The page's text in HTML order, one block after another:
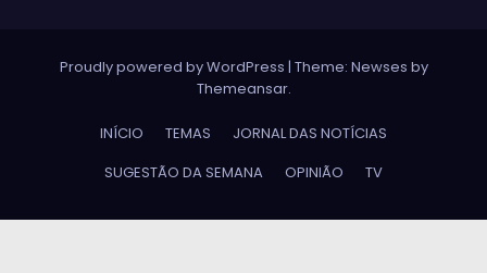
Proudly powered by WordPress | Theme: Newses by
Themeansar.
INÍCIO TEMAS
JORNAL DAS NOTÍCIAS
SUGESTÃO DA SEMANA
OPINIÃO TV